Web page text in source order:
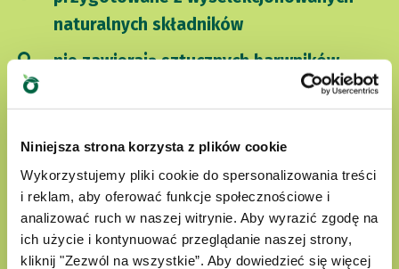
Niniejsza strona korzysta z plików cookie
Wykorzystujemy pliki cookie do spersonalizowania treści
i reklam, aby oferować funkcje społecznościowe i
analizować ruch w naszej witrynie. Aby wyrazić zgodę na
ich użycie i kontynuować przeglądanie naszej strony,
kliknij "Zezwól na wszystkie”. Aby dowiedzieć się więcej
naturalnych składników
nie zawierają sztucznych barwników
ODKRYJ NASZ ŚWIAT MIŁOŚCI